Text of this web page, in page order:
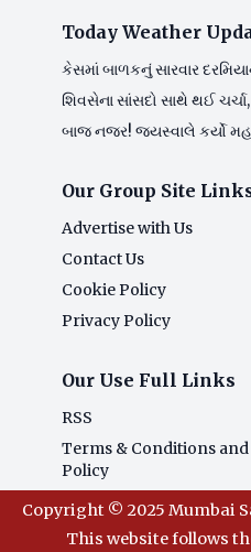
Today Weather
કેસમાં બાળકનું સારવાર
શિવસેના સાંસદો સાથે થઈ
બાજ નજર! જયસ્વાલે કર્યો
Our Group Site
Advertise with Us
Contact Us
Cookie Policy
Privacy Policy
Our Use Full Links
RSS
Terms & Conditions
Policy
Copyright © 2025 Mumbai
This website follows